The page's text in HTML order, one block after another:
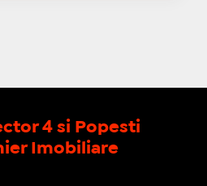
4 si Popesti
Imobiliare